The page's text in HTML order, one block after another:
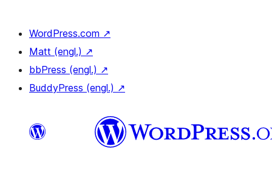
WordPress.com ↗
Matt (engl.) ↗
bbPress (engl.) ↗
BuddyPress (engl.) ↗